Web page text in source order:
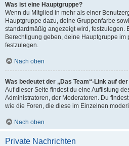
Was ist eine Hauptgruppe?
Wenn du Mitglied in mehr als einer
Hauptgruppe dazu, deine Gruppenfarbe
standardmäßig angezeigt wird, festzulegen.
Berechtigung geben, deine Hauptgruppe
festzulegen.
Nach oben
Was bedeutet der „Das Team“-Link auf
Auf dieser Seite findest du eine Auflistung
Administratoren, der Moderatoren. Du
wie die Foren, die diese im Einzelnen
Nach oben
Private Nachrichten